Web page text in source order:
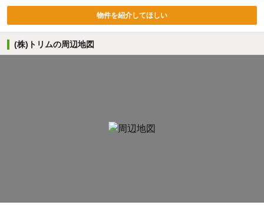
物件を紹介してほしい
(株)トリムの周辺地図